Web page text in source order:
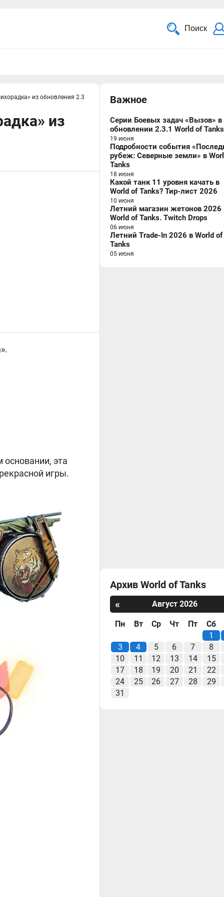
Поиск
из обновления 2.3
из
эта
игры.
Важное
Серии Боевых задач «Вызов» в
обновлении 2.3.1 World of Tanks
19 июня
Подробности события
рубеж: Северные земли» в
Tanks
18 июня
Какой танк 11 уровня качать в
World of Tanks? Тир-лист 2026
10 июня
Летний магазин жетонов 2026
World of Tanks. Twitch Drops
06 июня
Летний Trade-In 2026 в World of
Tanks
05 июня
Архив World of Tanks
«
Август 2026
Пн Вт Ср Чт Пт
Сб
1
3
4 5 6 7
8
10
11 12 13 14
15
17
18 19 20 21
22
24
25 26 27 28
29
31